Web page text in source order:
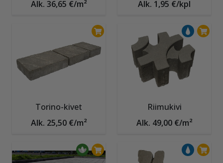
Alk. 36,65 €/m² Alk. 1,95 €/kpl
Torino-kivet
Alk. 25,50 €/m²
Riimukivi
Alk. 49,00 €/m²